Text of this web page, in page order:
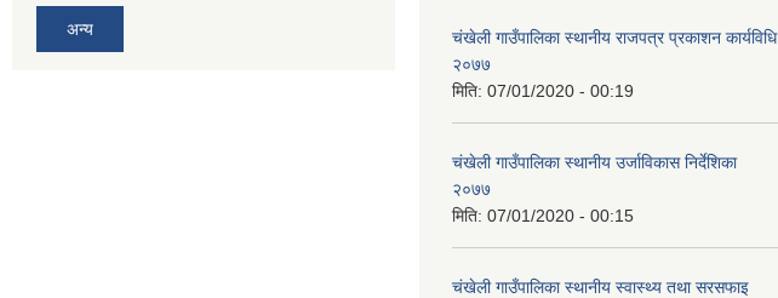
अन्य
चंखेली गाउँपालिका स्थानीय राजपत्र प्रकाशन कार्यविधि
२०७७
मिति: 07/01/2020 - 00:19
चंखेली गाउँपालिका स्थानीय उर्जाविकास निर्देशिका
२०७७
मिति: 07/01/2020 - 00:15
चंखेली गाउँपालिका स्थानीय स्वास्थ्य तथा सरसफाइ